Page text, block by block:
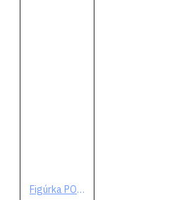
Figúrka POP! Fortnite - High Rise Assault Trooper